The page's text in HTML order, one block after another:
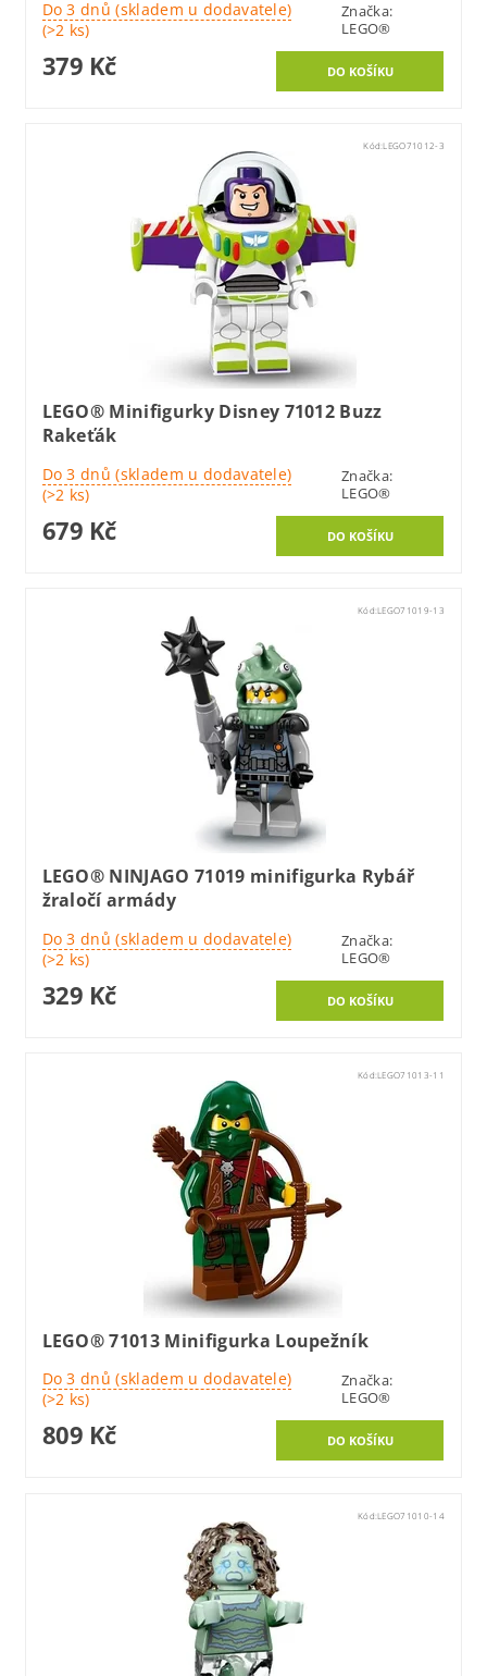
Do 3 dnů (skladem u dodavatele)
(>2 ks)
Značka:
LEGO®
379 Kč
Kód:LEGO71012-3
LEGO® Minifigurky Disney 71012 Buzz
Rakeťák
Do 3 dnů (skladem u dodavatele)
(>2 ks)
Značka:
LEGO®
679 Kč
Kód:LEGO71019-13
LEGO® NINJAGO 71019 minifigurka Rybář
žraločí armády
Do 3 dnů (skladem u dodavatele)
(>2 ks)
Značka:
LEGO®
329 Kč
Kód:LEGO71013-11
LEGO® 71013 Minifigurka Loupežník
Do 3 dnů (skladem u dodavatele)
(>2 ks)
Značka:
LEGO®
809 Kč
Kód:LEGO71010-14